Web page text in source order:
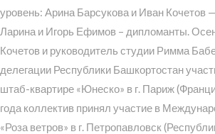
уровень: Арина Барсукова и Иван Кочетов
Ларина и Игорь Ефимов – дипломанты.
Кочетов и руководитель студии Римма
делегации Республики Башкортостан
штаб-квартире «Юнеско» в г. Париж
года коллектив принял участие в
«Роза ветров» в г. Петропавловск